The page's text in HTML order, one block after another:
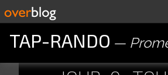
TAP-RANDO